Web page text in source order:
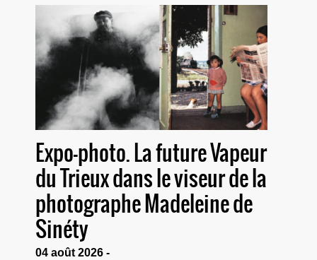
Expo-photo. La future Vapeur
du Trieux dans le viseur de la
photographe Madeleine de
Sinéty
04 août 2026 -